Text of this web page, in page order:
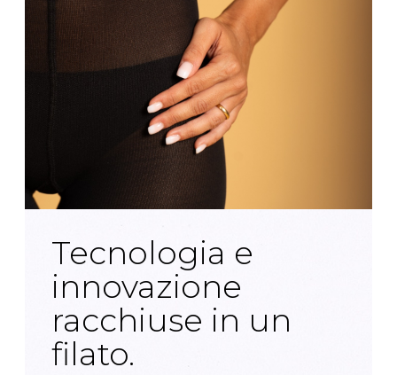
Tecnologia e
innovazione
racchiuse in un
filato.